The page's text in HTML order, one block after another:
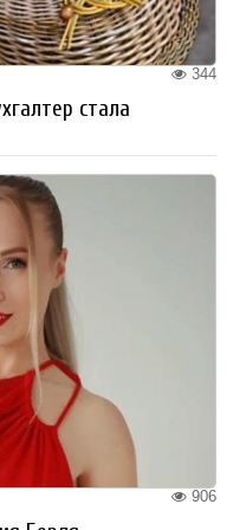
344
стала
906